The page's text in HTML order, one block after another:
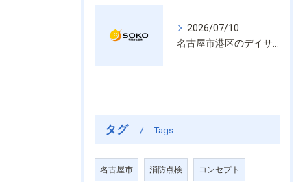
2026/07/10
タグ Tags
名古屋市 消防点検 コンセプト